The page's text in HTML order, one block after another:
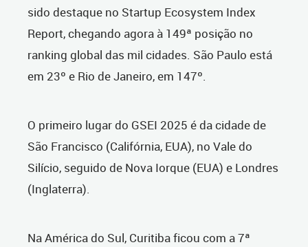
sido destaque no Startup Ecosystem Index
Report, chegando agora à 149ª posição no
ranking global das mil cidades. São Paulo está
em 23º e Rio de Janeiro, em 147º.
O primeiro lugar do GSEI 2025 é da cidade de
São Francisco (Califórnia, EUA), no Vale do
Silício, seguido de Nova Iorque (EUA) e Londres
(Inglaterra).
Na América do Sul, Curitiba ficou com a 7ª